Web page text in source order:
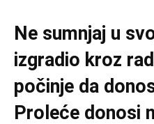
Ne sumnjaj u
izgradio kroz
počinje da
Proleće donosi